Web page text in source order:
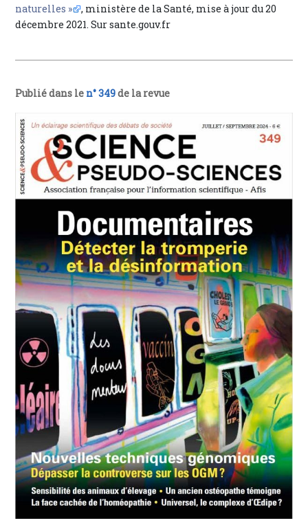
naturelles »
, ministère de la Santé, mise à jour du 20
décembre 2021. Sur sante.gouv.fr
Publié dans le n° 349de la revue